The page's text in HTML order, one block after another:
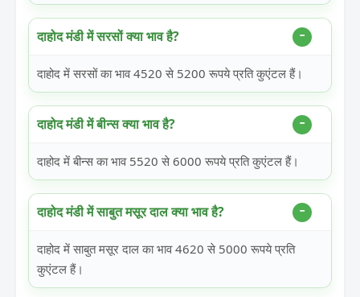
दाहोद मंडी में सरसों क्या भाव है?
दाहोद में सरसों का भाव 4520 से 5200 रूपये प्रति कुएंटल हैं।
दाहोद मंडी में बीन्स क्या भाव है?
दाहोद में बीन्स का भाव 5520 से 6000 रूपये प्रति कुएंटल हैं।
दाहोद मंडी में साबुत मसूर दाल क्या भाव है?
दाहोद में साबुत मसूर दाल का भाव 4620 से 5000 रूपये प्रति
कुएंटल हैं।